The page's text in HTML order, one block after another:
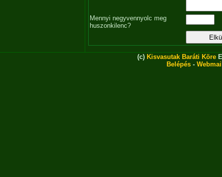
Mennyi negyvennyolc meg
huszonkilenc?
(c) Kisvasutak Baráti Köre
Belépés -